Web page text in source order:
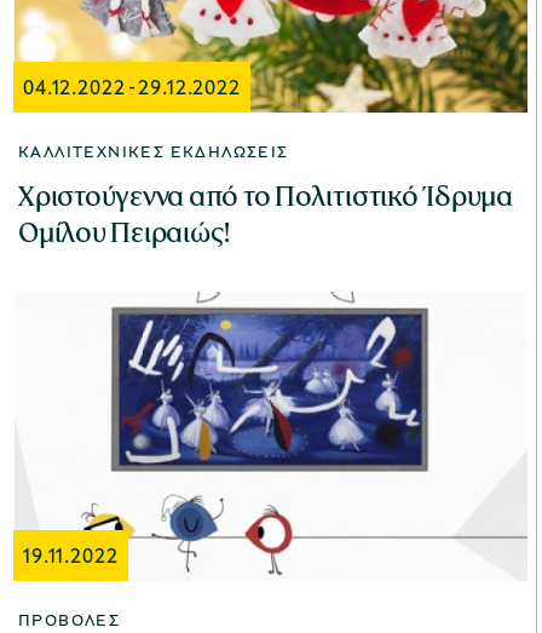
04.12.2022-29.12.2022
ΚΑΛΛΙΤΕΧΝΙΚΈΣ ΕΚΔΗΛΏΣΕΙΣ
Χριστούγεννα από το Πολιτιστικό Ίδρυμα
Ομίλου Πειραιώς!
19.11.2022
ΠΡΟΒΟΛΈΣ